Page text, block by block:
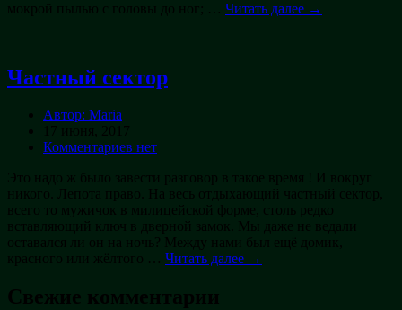
мокрой пылью с головы до ног; … Читать далее →
Частный сектор
Автор: Maria
17 июня, 2017
Комментариев нет
Это надо ж было завести разговор в такое время ! И вокруг
никого. Лепота право. На весь отдыхающий частный сектор,
всего то мужичок в милицейской форме, столь редко
вставляющий ключ в дверной замок. Мы даже не ведали
оставался ли он на ночь? Между нами был ещё домик,
красного или жёлтого … Читать далее →
Свежие комментарии